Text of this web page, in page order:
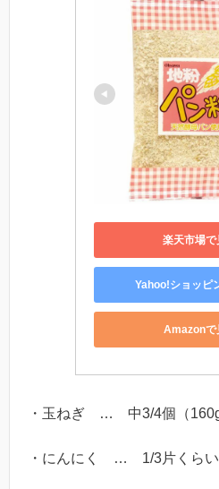
楽天市場で
Yahoo!ショッピ
Amazonで
・玉ねぎ … 中3/4個（160g
・にんにく … 1/3片くらい